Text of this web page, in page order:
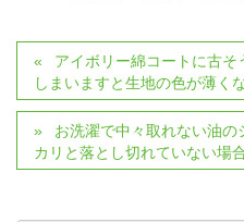
アイボリー綿コートに古
しまいますと生地の色が薄く
お洗濯で中々取れない油の
カリと落とし切れていない場